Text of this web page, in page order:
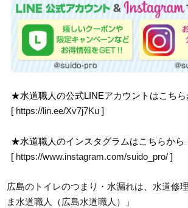
★水道職人の公式LINEアカウントはこちら
[ https://lin.ee/Xv7j7Ku ]
★水道職人のインスタグラムはこちらから
[ https://www.instagram.com/suido_pro/ ]
広島のトイレのつまり・水漏れは、水道修
ま水道職人（広島水道職人）」